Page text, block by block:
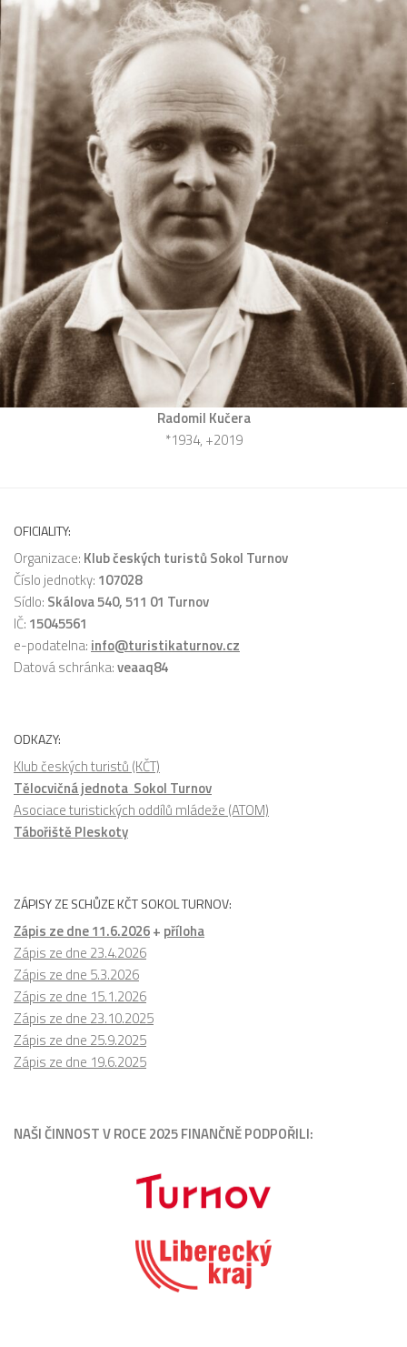
Radomil Kučera
*1934, +2019
OFICIALITY:
Organizace: Klub českých turistů Sokol Turnov
Číslo jednotky: 107028
Sídlo: Skálova 540, 511 01 Turnov
IČ: 15045561
e-podatelna: info@turistikaturnov.cz
Datová schránka:veaaq84
ODKAZY:
Klub českých turistů (KČT)
Tělocvičná jednota Sokol Turnov
Asociace turistických oddílů mládeže (ATOM)
Tábořiště Pleskoty
ZÁPISY ZE SCHŮZE KČT SOKOL TURNOV:
Zápis ze dne 11.6.2026+ příloha
Zápis ze dne 23.4.2026
Zápis ze dne 5.3.2026
Zápis ze dne 15.1.2026
Zápis ze dne 23.10.2025
Zápis ze dne 25.9.2025
Zápis ze dne 19.6.2025
NAŠI ČINNOST V ROCE 2025 FINANČNĚ PODPOŘILI: